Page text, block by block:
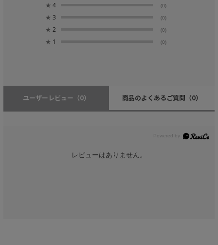
★ 4 (0)
★ 3 (0)
★ 2 (0)
★ 1 (0)
ユーザーレビュー （0） 商品のよくあるご質問 （0）
レビューはありません。